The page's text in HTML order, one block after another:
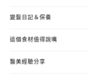
變髮日記＆保養
這個食材值得說嘴
醫美經驗分享